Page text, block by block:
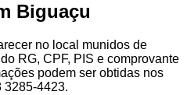
Biguaçu
no local munidos de
RG, CPF, PIS e comprovante
podem ser obtidas nos
3285-4423.